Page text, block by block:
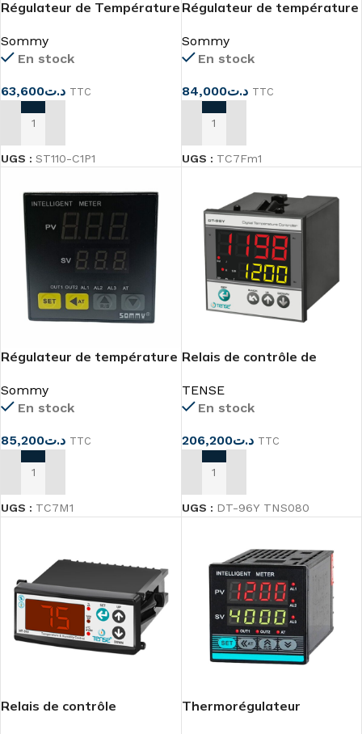
Régulateur de Température
Sommy
En stock
د.ت63,600 TTC
AJOUTER AU PANIER
UGS : ST110-C1P1
Régulateur de température
Sommy
En stock
د.ت84,000 TTC
AJOUTER AU PANIER
UGS : TC7Fm1
Régulateur de température
Sommy
En stock
د.ت85,200 TTC
AJOUTER AU PANIER
UGS : TC7M1
Relais de contrôle de
TENSE
En stock
د.ت206,200 TTC
AJOUTER AU PANIER
UGS : DT-96Y TNS080
Relais de contrôle
Thermorégulateur